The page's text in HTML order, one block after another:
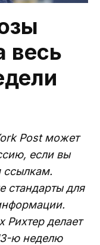
весь
Post может
если вы
ссылкам.
стандарты для
Рихтер делает
ю неделю